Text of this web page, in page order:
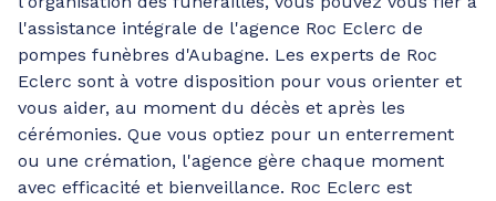
l'assistance intégrale de l'agence Roc Eclerc de
pompes funèbres d'Aubagne. Les experts de Roc
Eclerc sont à votre disposition pour vous orienter et
vous aider, au moment du décès et après les
cérémonies. Que vous optiez pour un enterrement
ou une crémation, l'agence gère chaque moment
avec efficacité et bienveillance. Roc Eclerc est